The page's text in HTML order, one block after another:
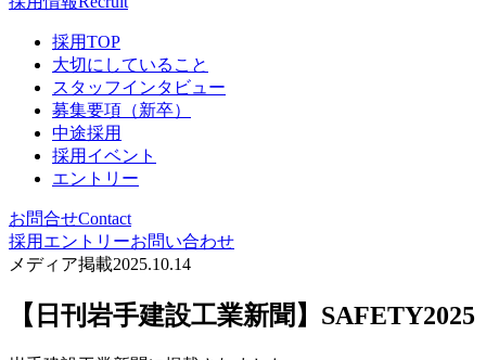
採用TOP
大切にしていること
スタッフインタビュー
募集要項（新卒）
中途採用
採用イベント
エントリー
お問合せContact
採用エントリーお問い合わせ
メディア掲載2025.10.14
【日刊岩手建設工業新聞】SAFETY2025